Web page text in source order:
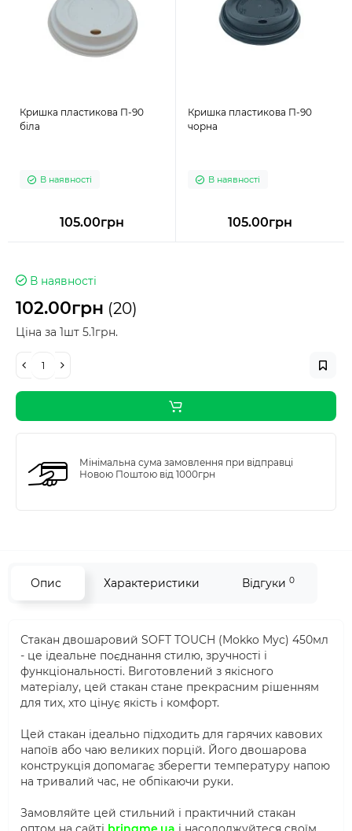
Кришка пластикова П-90
біла
В наявності
105.00грн
Кришка пластикова П-90
чорна
В наявності
105.00грн
В наявності
102.00грн (20)
Ціна за 1шт 5.1грн.
Мінімальна сума замовлення при відправці
Новою Поштою від 1000грн
Опис Характеристики Відгуки 0
Стакан двошаровий SOFT TOUCH (Mokko Myc) 450мл
- це ідеальне поєднання стилю, зручності і
функціональності. Виготовлений з якісного
матеріалу, цей стакан стане прекрасним рішенням
для тих, хто цінує якість і комфорт.
Цей стакан ідеально підходить для гарячих кавових
напоїв або чаю великих порцій. Його двошарова
конструкція допомагає зберегти температуру напою
на тривалий час, не обпікаючи руки.
Замовляйте цей стильний і практичний стакан